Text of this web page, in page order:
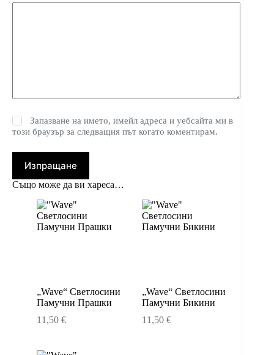
Запазване на името, имейл адреса и уебсайта ми в
този браузър за следващия път когато коментирам.
Изпращане
Също може да ви хареса…
„Wave“ Светлосини
Памучни Прашки
11,50 €
„Wave“ Светлосини
Памучни Бикини
11,50€